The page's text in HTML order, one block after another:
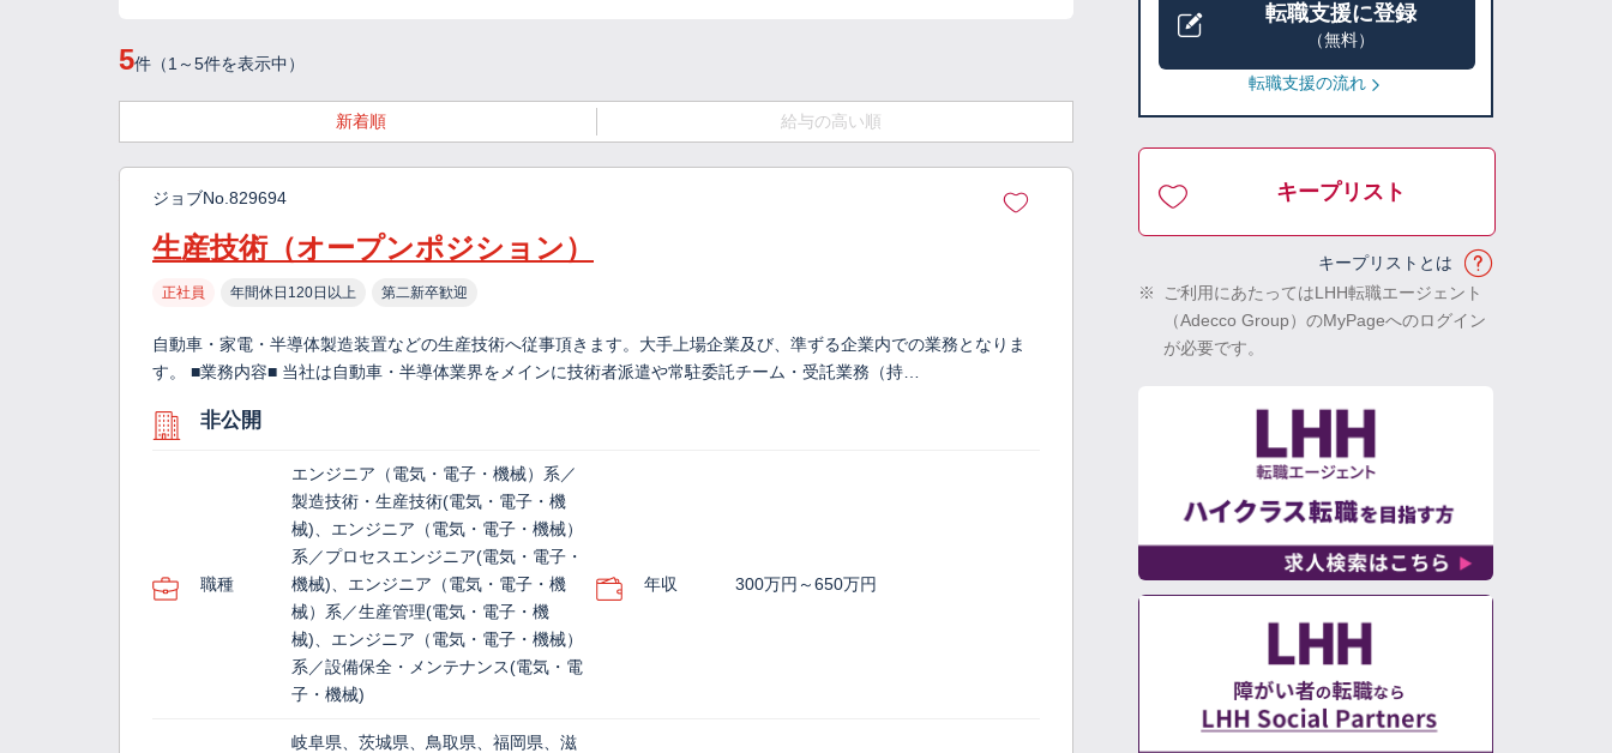
5件（1～5件を表示中）
新着順 給与の高い順
ジョブNo.829694
生産技術（オープンポジション）
正社員 年間休日120日以上 第二新卒歓迎
自動車・家電・半導体製造装置などの生産技術へ従事頂きます。大手上場企業及び、準ずる企業内での業務となりま
す。 ■業務内容■ 当社は自動車・半導体業界をメインに技術者派遣や常駐委託チーム・受託業務（持…
非公開
職種
エンジニア（電気・電子・機械）系／
製造技術・生産技術(電気・電子・機
械)、エンジニア（電気・電子・機械）
系／プロセスエンジニア(電気・電子・
機械)、エンジニア（電気・電子・機
械）系／生産管理(電気・電子・機
械)、エンジニア（電気・電子・機械）
系／設備保全・メンテナンス(電気・電
子・機械)
年収 300万円～650万円
岐阜県、茨城県、鳥取県、福岡県、滋
転職支援に登録
（無料）
転職支援の流れ
キープリスト
キープリストとは
※
ご利用にあたってはLHH転職エージェント
（Adecco Group）のMyPageへのログイン
が必要です。